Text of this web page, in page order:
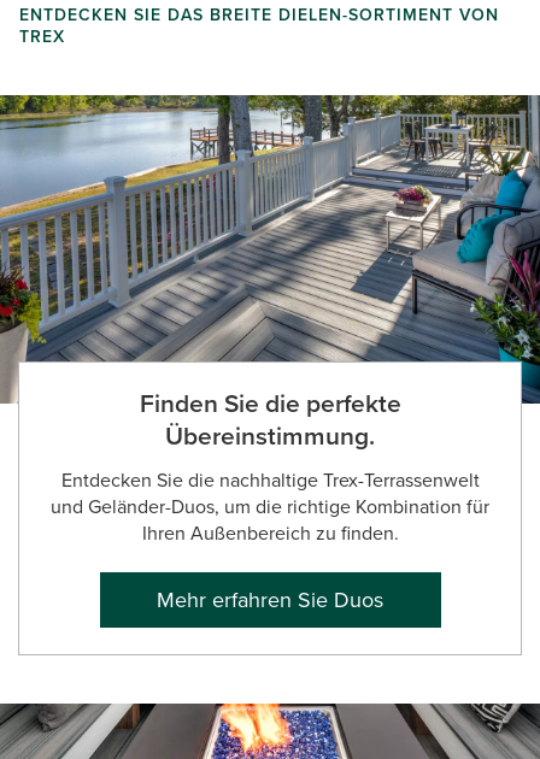
ENTDECKEN SIE DAS BREITE DIELEN-SORTIMENT VON
TREX
Finden Sie die perfekte
Übereinstimmung.
Entdecken Sie die nachhaltige Trex-Terrassenwelt
und Geländer-Duos, um die richtige Kombination für
Ihren Außenbereich zu finden.
Mehr erfahren Sie Duos